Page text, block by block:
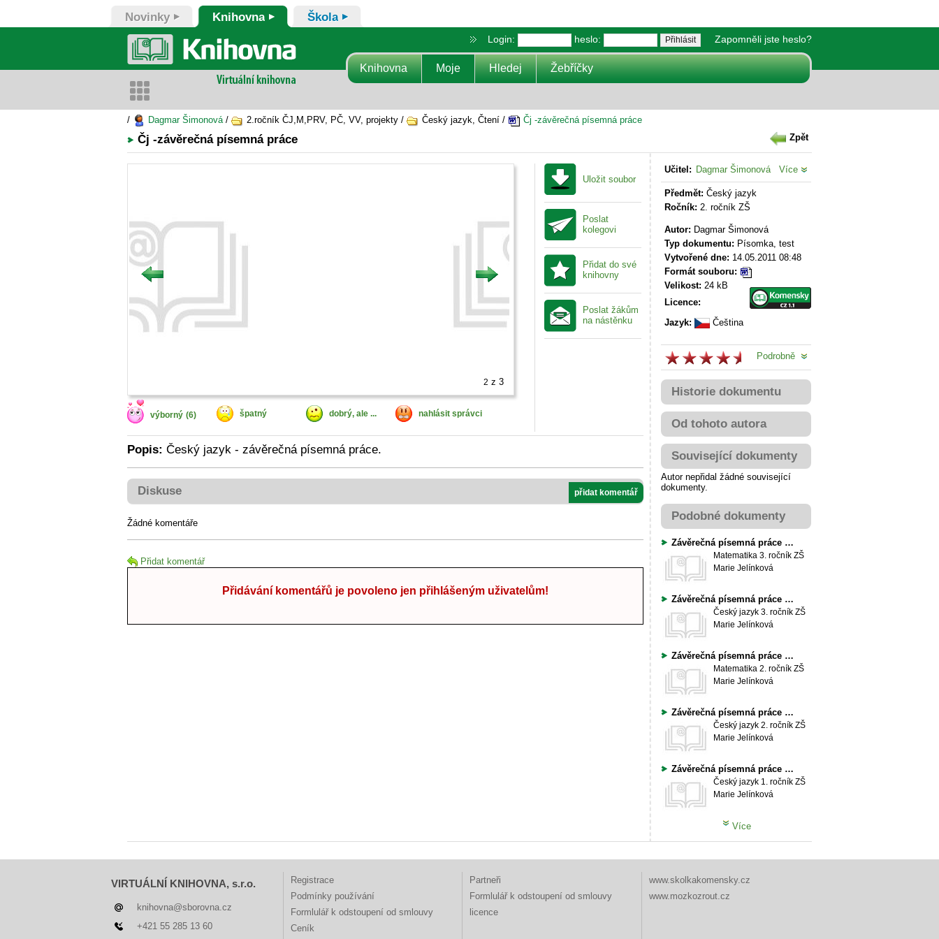
Novinky Knihovna Škola
Login: heslo: Zapomněli jste heslo?
Knihovna Moje Hledej Žebříčky
/ Dagmar Šimonová/ 2.ročník ČJ,M,PRV, PČ, VV, projekty / Český jazyk, Čtení / Čj -závěrečná písemná práce
Čj -závěrečná písemná práce Zpět
2 z 3
výborný (6) špatný dobrý, ale ... nahlásit správci
Uložit soubor
Poslat
kolegovi
Přidat do své
knihovny
Poslat žákům
na nástěnku
Popis: Český jazyk - závěrečná písemná práce.
Diskuse přidat komentář
Žádné komentáře
Přidat komentář
Přidávání komentářů je povoleno jen přihlášeným uživatelům!
Učitel: Dagmar Šimonová Více
Předmět: Český jazyk
Ročník: 2. ročník ZŠ
Autor: Dagmar Šimonová
Typ dokumentu: Písomka, test
Vytvořené dne: 14.05.2011 08:48
Formát souboru:
Velikost: 24 kB
Licence:
Jazyk:
Čeština
Podrobně
Historie dokumentu
Od tohoto autora
Související dokumenty
Autor nepřidal žádné související
dokumenty.
Podobné dokumenty
Závěrečná písemná práce z matematiky - 3. ročník
Matematika 3. ročník ZŠ
Marie Jelínková
Závěrečná písemná práce z ČJ - 3. ročník
Český jazyk 3. ročník ZŠ
Marie Jelínková
Závěrečná písemná práce z matematiky - 2. ročník
Matematika 2. ročník ZŠ
Marie Jelínková
Závěrečná písemná práce z ČJ - 2. ročník
Český jazyk 2. ročník ZŠ
Marie Jelínková
Závěrečná písemná práce z ČJ
Český jazyk 1. ročník ZŠ
Marie Jelínková
Více
VIRTUÁLNÍ KNIHOVNA, s.r.o.
knihovna@sborovna.cz
+421 55 285 13 60
Registrace
Podmínky používání
Formlulář k odstoupení od smlouvy
Ceník
Partneři
Formlulář k odstoupení od smlouvy
licence
www.skolkakomensky.cz
www.mozkozrout.cz